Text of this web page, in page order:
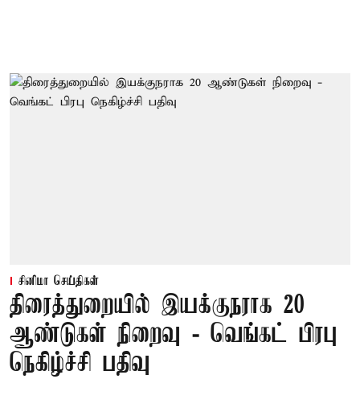
சினிமா செய்திகள்
திரைத்துறையில் இயக்குநராக 20
ஆண்டுகள் நிறைவு - வெங்கட் பிரபு
நெகிழ்ச்சி பதிவு